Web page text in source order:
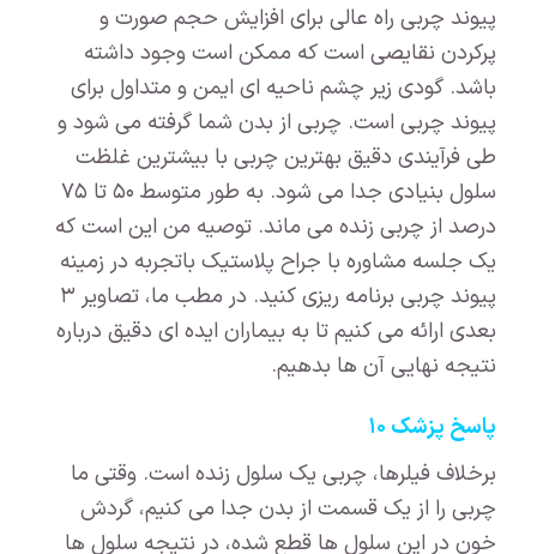
پیوند چربی راه عالی برای افزایش حجم صورت و
پرکردن نقایصی است که ممکن است وجود داشته
باشد. گودی زیر چشم ناحیه ای ایمن و متداول برای
پیوند چربی است. چربی از بدن شما گرفته می شود و
طی فرآیندی دقیق بهترین چربی با بیشترین غلظت
سلول بنیادی جدا می شود. به طور متوسط ۵۰ تا ۷۵
درصد از چربی زنده می ماند. توصیه من این است که
یک جلسه مشاوره با جراح پلاستیک باتجربه در زمینه
پیوند چربی برنامه ریزی کنید. در مطب ما، تصاویر ۳
بعدی ارائه می کنیم تا به بیماران ایده ای دقیق درباره
نتیجه نهایی آن ها بدهیم.
پاسخ پزشک ۱۰
برخلاف فیلرها، چربی یک سلول زنده است. وقتی ما
چربی را از یک قسمت از بدن جدا می کنیم، گردش
خون در این سلول ها قطع شده، در نتیجه سلول ها